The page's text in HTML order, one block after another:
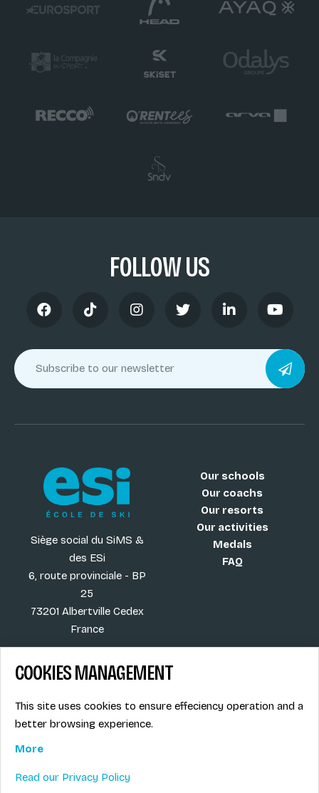
FOLLOW US
Siège social du SiMS &
des ESi
6, route provinciale - BP
25
73201 Albertville Cedex
France
Our schools
Our coachs
Our resorts
Our activities
Medals
FAQ
More
Job offers
Ski instructors union
Legal info
COOKIES MANAGEMENT
This site uses cookies to ensure effeciency operation and a
better browsing experience.
More
Read our Privacy Policy